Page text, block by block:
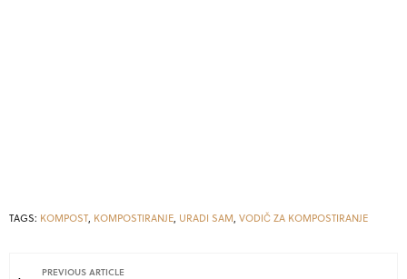
TAGS: KOMPOST, KOMPOSTIRANJE, URADI SAM, VODIČ ZA KOMPOSTIRANJE
PREVIOUS ARTICLE